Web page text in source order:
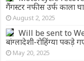
गैंगस्टर नफीस उर्फ काला
August 2, 2025
Will be sent to
बांग्लादेशी-रोहिंग्या
May 20, 2025